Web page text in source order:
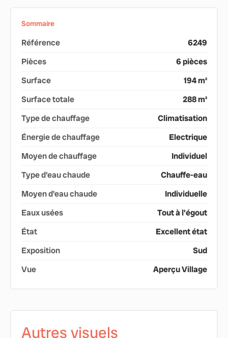
Sommaire
Référence
6249
Pièces
6 pièces
Surface
194 m²
Surface totale
288 m²
Type de chauffage
Climatisation
Énergie de chauffage
Electrique
Moyen de chauffage
Individuel
Type d'eau chaude
Chauffe-eau
Moyen d'eau chaude
Individuelle
Eaux usées
Tout à l'égout
État
Excellent état
Exposition
Sud
Vue
Aperçu Village
Autres visuels